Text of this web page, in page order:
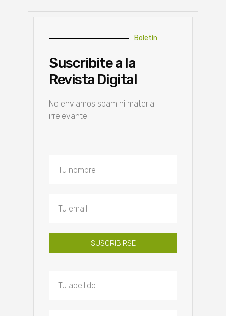
Boletín
Suscribite a la
Revista Digital
No enviamos spam ni material
irrelevante.
SUSCRIBIRSE